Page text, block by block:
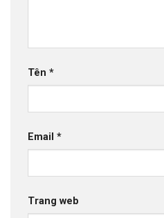
Tên *
Email *
Trang web